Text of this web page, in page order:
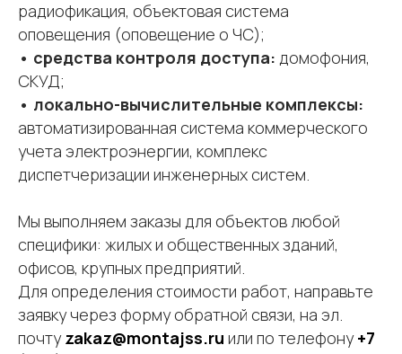
радиофикация, объектовая система
оповещения (оповещение о ЧС);
• средства контроля доступа: домофония,
СКУД;
• локально-вычислительные комплексы:
автоматизированная система коммерческого
учета электроэнергии, комплекс
диспетчеризации инженерных систем.
Мы выполняем заказы для объектов любой
специфики: жилых и общественных зданий,
офисов, крупных предприятий.
Для определения стоимости работ, направьте
заявку через форму обратной связи, на эл.
почтуzakaz@montajss.ru или по телефону+7